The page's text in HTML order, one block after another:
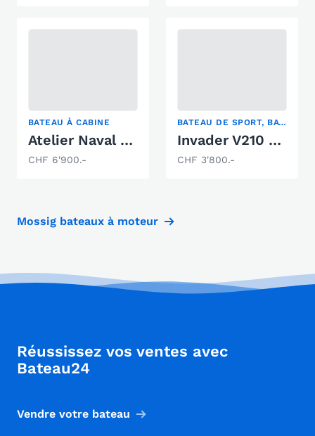
BATEAU À CABINE
Atelier Naval Marine Cruiser
CHF 6'900.-
BATEAU DE SPORT, BATEAU À CABINE, SKI NAUTIQUE
Invader V210 Cuddy
CHF 3'800.-
Mossig bateaux à moteur
Réussissez vos ventes avec
Bateau24
Vendre votre bateau